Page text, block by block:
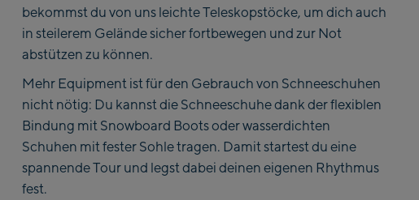
bekommst du von uns leichte Teleskopstöcke, um dich auch
in steilerem Gelände sicher fortbewegen und zur Not
abstützen zu können.
Mehr Equipment ist für den Gebrauch von Schneeschuhen
nicht nötig: Du kannst die Schneeschuhe dank der flexiblen
Bindung mit Snowboard Boots oder wasserdichten
Schuhen mit fester Sohle tragen. Damit startest du eine
spannende Tour und legst dabei deinen eigenen Rhythmus
fest.